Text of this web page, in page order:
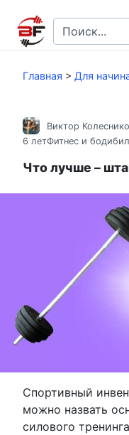
контенту
Search
for:
Главная > Для
Виктор
6 летФитнес и
Что лучше –
Спортивный
можно назвать
силового